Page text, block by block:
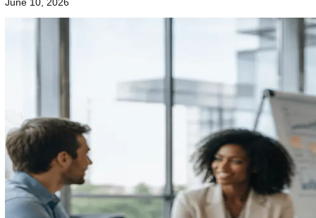
Mathieu Dolé - Directeur commercial - Co-fondateur